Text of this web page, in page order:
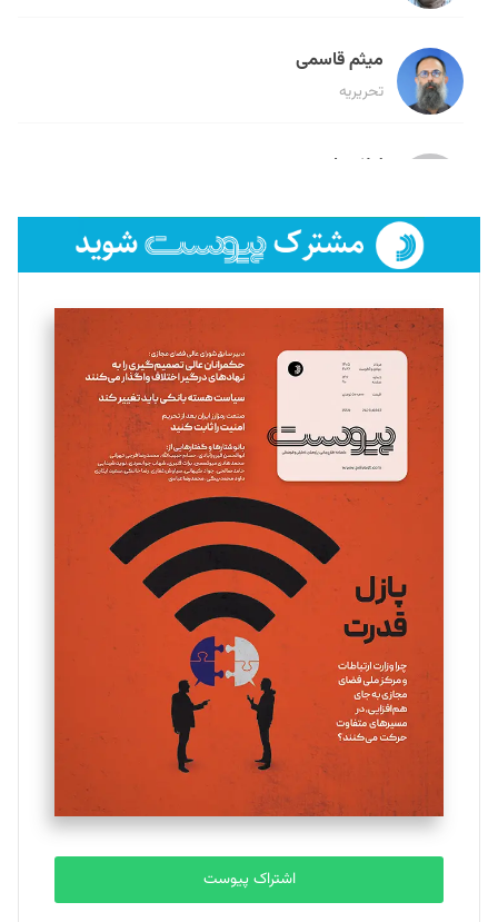
میثم قاسمی
تحریریه
لیلا حنارود
فائزه فتحی رستمی
تحریریه
سروش کرمیان
تحریریه
مینا پاکدل
یسنا امان‌پور
تحریریه
ملینا جعفری
تحریریه
مصطفی مسجدی آرانی
تحریریه
بابک نقاش
اشتراک پیوست